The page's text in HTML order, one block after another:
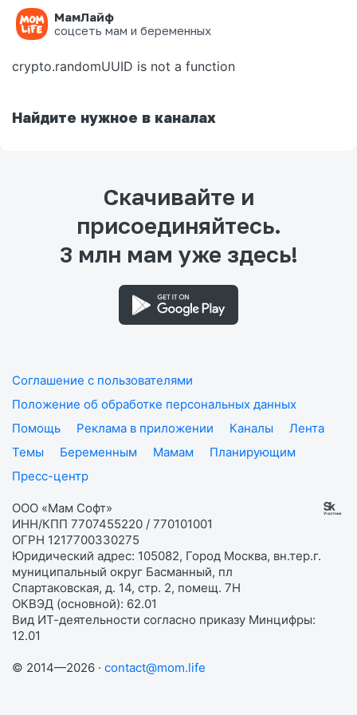
МамЛайф
соцсеть мам и беременных
Ошибка на странице
crypto.randomUUID is not a function
Найдите нужное в каналах
Скачивайте и
присоединяйтесь.
3 млн мам уже здесь!
Соглашение с пользователями
Положение об обработке персональных данных
Помощь
Реклама в приложении Каналы
Лента
Темы
Беременным Мамам
Планирующим
Пресс-центр
ООО «Мам Софт»
ИНН/КПП 7707455220 / 770101001
ОГРН 1217700330275
Юридический адрес: 105082, Город Москва, вн.тер.г.
муниципальный округ Басманный, пл
Спартаковская, д. 14, стр. 2, помещ. 7Н
ОКВЭД (основной): 62.01
Вид ИТ-деятельности согласно приказу Минцифры:
12.01
© 2014—2026 · contact@mom.life